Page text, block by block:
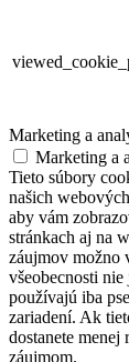
Marketing a
Marketing a
Tieto súbory
našich
aby vám
stránkach aj na
záujmov možno
všeobecnosti
používajú iba
zariadení. Ak
dostanete menej
záujmom.